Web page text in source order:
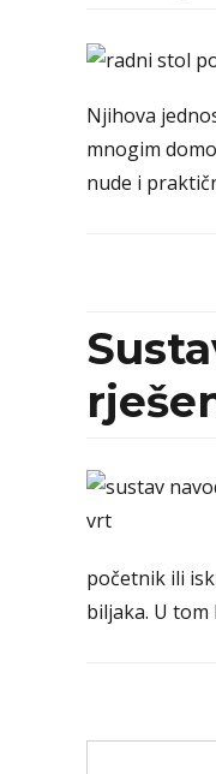
Njihova
mnogim
nude i
početnik ili
biljaka. U